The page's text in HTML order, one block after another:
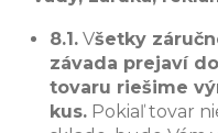
8.1. Všetky
závada prejaví
tovaru riešime
kus. Pokiaľ tovar